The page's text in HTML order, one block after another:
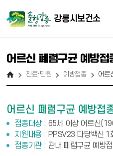
강릉시보건소
어르신 폐렴구균 예방접
진료·민원 예방접종 어르
어르신 폐렴구균 예방접
접종대상
65세 이상 어르신
지원내용
PPSV23 다당백신 1
접종기관
관내 폐렴구균 예방